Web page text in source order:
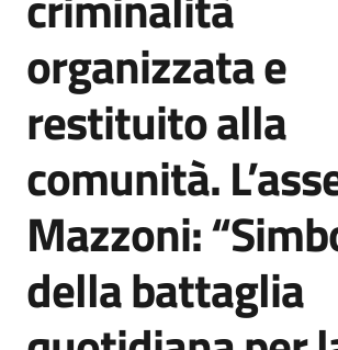
organizzata e
restituito alla
comunità.
Mazzoni:
della battaglia